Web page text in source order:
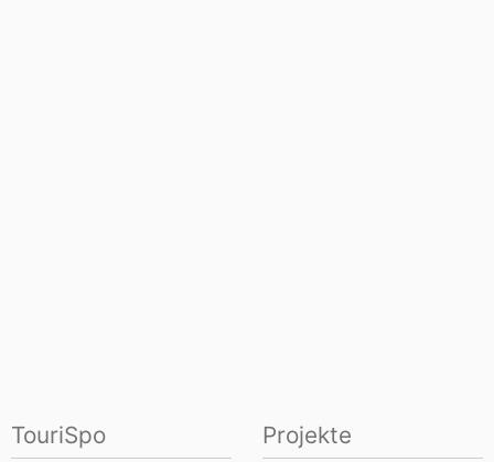
TouriSpo Projekte